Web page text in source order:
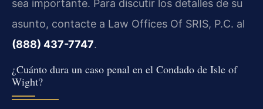
sea importante. Para discutir los detalles de su
asunto, contacte a Law Offices Of SRIS, P.C. al
(888) 437-7747.
¿Cuánto dura un caso penal en el Condado de Isle of
Wight?